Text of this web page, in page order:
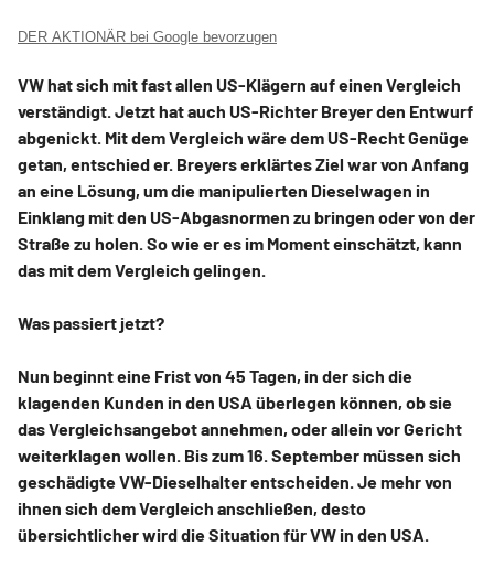
DER AKTIONÄR bei Google bevorzugen
VW hat sich mit fast allen US-Klägern auf einen Vergleich
verständigt. Jetzt hat auch US-Richter Breyer den Entwurf
abgenickt. Mit dem Vergleich wäre dem US-Recht Genüge
getan, entschied er. Breyers erklärtes Ziel war von Anfang
an eine Lösung, um die manipulierten Dieselwagen in
Einklang mit den US-Abgasnormen zu bringen oder von der
Straße zu holen. So wie er es im Moment einschätzt, kann
das mit dem Vergleich gelingen.
Was passiert jetzt?
Nun beginnt eine Frist von 45 Tagen, in der sich die
klagenden Kunden in den USA überlegen können, ob sie
das Vergleichsangebot annehmen, oder allein vor Gericht
weiterklagen wollen. Bis zum 16. September müssen sich
geschädigte VW-Dieselhalter entscheiden. Je mehr von
ihnen sich dem Vergleich anschließen, desto
übersichtlicher wird die Situation für VW in den USA.